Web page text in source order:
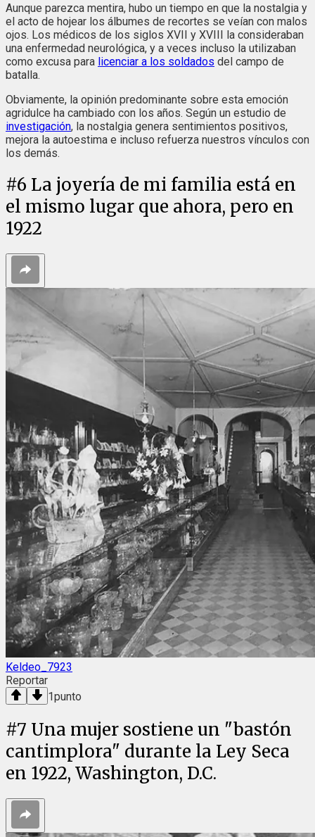
Aunque parezca mentira, hubo un tiempo en que la nostalgia y
el acto de hojear los álbumes de recortes se veían con malos
ojos. Los médicos de los siglos XVII y XVIII la consideraban
una enfermedad neurológica, y a veces incluso la utilizaban
como excusa para licenciar a los soldados del campo de
batalla.
Obviamente, la opinión predominante sobre esta emoción
agridulce ha cambiado con los años. Según un estudio de
investigación, la nostalgia genera sentimientos positivos,
mejora la autoestima e incluso refuerza nuestros vínculos con
los demás.
#6 La joyería de mi familia está en
el mismo lugar que ahora, pero en
1922
Keldeo_7923
Reportar
1punto
#7 Una mujer sostiene un "bastón
cantimplora" durante la Ley Seca
en 1922, Washington, D.C.